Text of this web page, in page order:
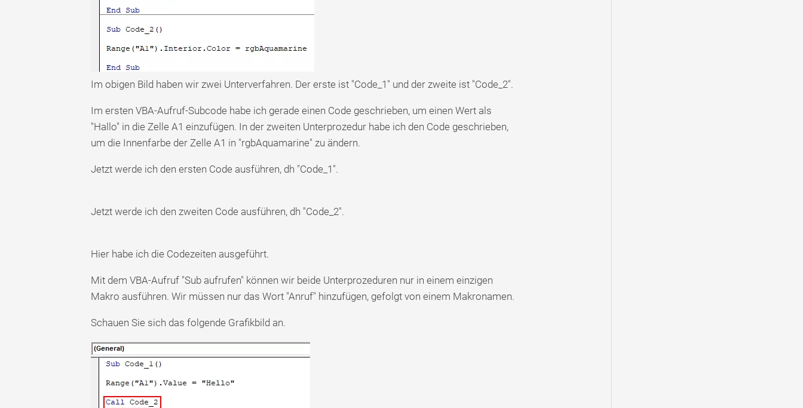
Im obigen Bild haben wir zwei Unterverfahren. Der erste ist "Code_1" und der zweite ist "Code_2".
Im ersten VBA-Aufruf-Subcode habe ich gerade einen Code geschrieben, um einen Wert als
"Hallo" in die Zelle A1 einzufügen. In der zweiten Unterprozedur habe ich den Code geschrieben,
um die Innenfarbe der Zelle A1 in "rgbAquamarine" zu ändern.
Jetzt werde ich den ersten Code ausführen, dh "Code_1".
Jetzt werde ich den zweiten Code ausführen, dh "Code_2".
Hier habe ich die Codezeiten ausgeführt.
Mit dem VBA-Aufruf "Sub aufrufen" können wir beide Unterprozeduren nur in einem einzigen
Makro ausführen. Wir müssen nur das Wort "Anruf" hinzufügen, gefolgt von einem Makronamen.
Schauen Sie sich das folgende Grafikbild an.